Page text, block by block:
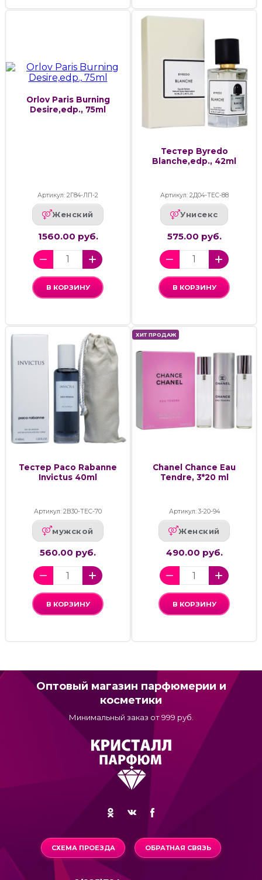
Orlov Paris Burning
Desire,edp., 75ml
Артикул: 2Г84-ЛП-2
Женский
1560.00 руб.
В КОРЗИНУ
Тестер Byredo
Blanche,edp., 42ml
Артикул: 2Д04-ТЕС-88
Унисекс
575.00 руб.
В КОРЗИНУ
Тестер Paco Rabanne
Invictus 40ml
Артикул: 2В30-ТЕС-70
мужской
560.00 руб.
В КОРЗИНУ
ХИТ ПРОДАЖ
Chanel Chance Eau
Tendre, 3*20 ml
Артикул: 3-20-94
Женский
490.00 руб.
В КОРЗИНУ
Оптовый магазин парфюмерии и
косметики
Минимальный заказ от 999 руб.
СХЕМА ПРОЕЗДА ОБРАТНАЯ СВЯЗЬ